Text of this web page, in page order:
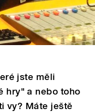
jste měli
hry" a nebo toho
vy? Máte ještě